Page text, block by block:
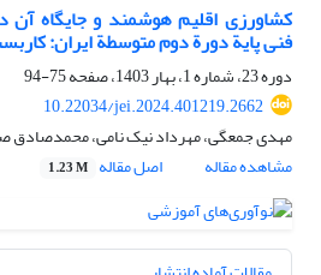
کشاورزی اقلیم هوشمند و جایگاه
فنی پایة دورة دوم متوسطة ایران:
دوره 23، شماره 1، بهار 1403، صفحه
75-94
10.22034/jei.2024.401219.2662
مهدی جمعگی، مهرداد نیک نامی، محمدصادق
مشاهده مقاله
اصل مقاله 1.23 M